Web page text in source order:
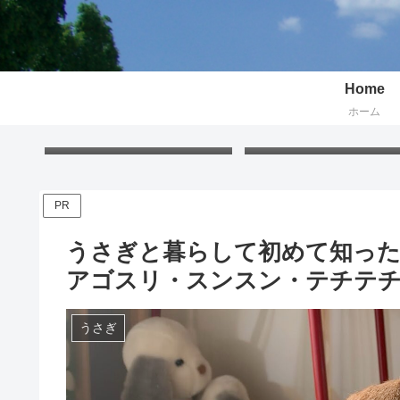
Home
ホーム
「くまちゃんポストカー
PR
うさぎと暮らして初めて知っ
アゴスリ・スンスン・テチテ
うさぎ